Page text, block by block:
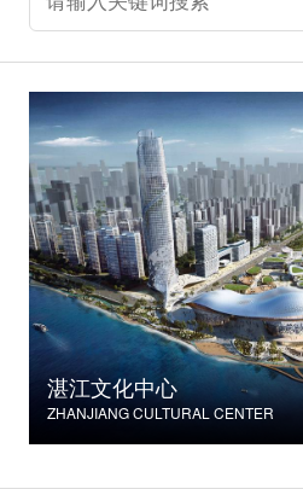
湛江文化中心
ZHANJIANG CULTURAL CENTER